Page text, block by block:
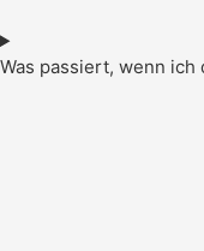
Was passiert, wenn